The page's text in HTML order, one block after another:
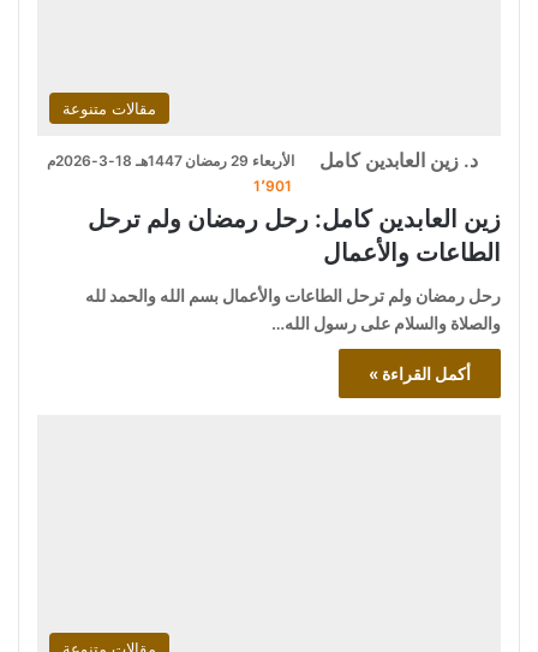
مقالات متنوعة
د. زين العابدين كامل
الأربعاء 29 رمضان 1447هـ 18-3-2026م
1٬901
زين العابدين كامل: رحل رمضان ولم ترحل
الطاعات والأعمال
رحل رمضان ولم ترحل الطاعات والأعمال بسم الله والحمد لله
والصلاة والسلام على رسول الله…
أكمل القراءة »